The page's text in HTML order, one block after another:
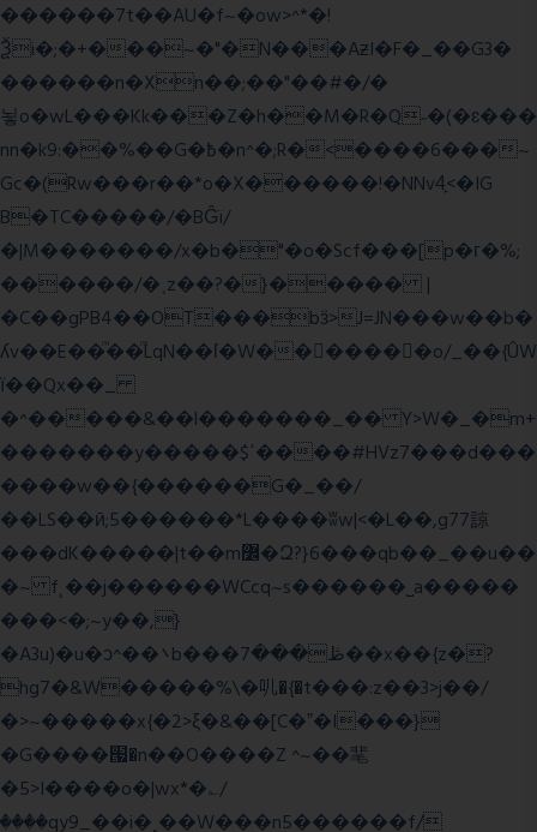
������7t� �AU�f~�ow>^*�!
Ѯi�;�+���~�"�N���AƶI�F�_��G3�
������n�Xn��;��"��#�/�
뇧o�wL���Kk���Z�h��M�R�Q˶�(�ɛ���
nn�k9:��%��G�߿�n^�;R�<����6���~
Gc�(Rw���r��*o�X������!�NNv4̙<�IG
B�TC�����/�BĜï/
�|M�������/x�b�"�o�Scf���[p�г�%;
������/�˱z��?�}����� |
�C��gPB4��OT���bӟ>J=JN���w��b�
ʎv��E��ͫ��ͫLqN��ſ�W���ً����o/_��{ÛW
ї��Qx��_
�^�����&��l�������_�� Y>W�_�m+
�������y�����$ߵ����#HVz7���d���
����w��{������G�_��/
��LS��ӣ;5������*L����ʬw|<�L��,g77諒
���dK�����|t��m߼�Զ?}6���qb��_��u��
�~ f˛��j������WCcq~s������˽a�����
���<�;~y��,}
�A3u)�u�ͻ^��܌b���ڟ���7��x��{z�?
hg7�&W�����%\�䶷�{�t���:z��3>j��/
�>~�����x{�2>ξ�&��[C�ˮ�I���}
�G����՗�n��O����Z ^~��靟
�5>I����o�|wx*�؎/
����qy9_��i�˻��W���n5������f/